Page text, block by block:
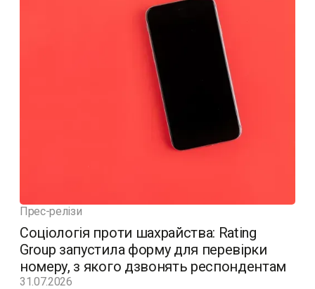
Прес-релізи
Соціологія проти шахрайства: Rating
Group запустила форму для перевірки
номеру, з якого дзвонять респондентам
31.07.2026